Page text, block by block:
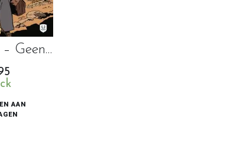
Herr Doktor – Geen weg terug
AAN